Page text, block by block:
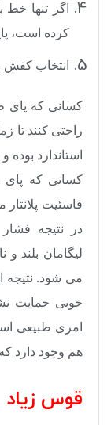
اگر تنها خط
کرده است،
انتخاب کفش
کسانی که پای
راحتی کنند تا
استاندارد بوده
کسانی که پای
فاسئیت پلانتار
در نتیجه
لیگامان بلند
می شود. نتیجه
خوبی حمایت
امری طبیعی
هم وجود دارد
قوس زیاد